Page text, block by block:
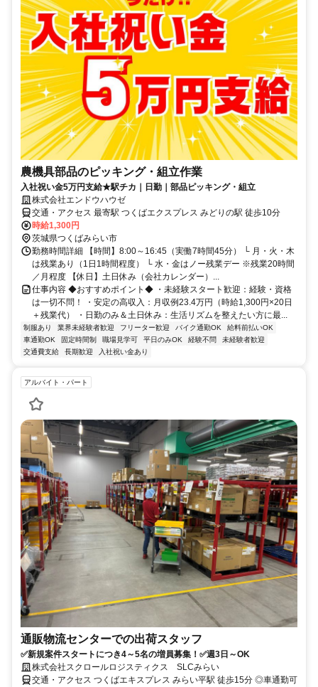
農機具部品のピッキング・組立作業
入社祝い金5万円支給★駅チカ｜日勤｜部品ピッキング・組立
株式会社エンドウハウゼ
交通・アクセス 最寄駅 つくばエクスプレス みどりの駅 徒歩10分
時給1,300円
茨城県つくばみらい市
勤務時間詳細 【時間】8:00～16:45（実働7時間45分） └ 月・火・木
は残業あり（1日1時間程度） └ 水・金はノー残業デー ※残業20時間
／月程度 【休日】土日休み（会社カレンダー）...
仕事内容 ◆おすすめポイント◆ ・未経験スタート歓迎：経験・資格
は一切不問！ ・安定の高収入：月収例23.4万円（時給1,300円×20日
＋残業代） ・日勤のみ＆土日休み：生活リズムを整えたい方に最...
制服あり 業界未経験者歓迎 フリーター歓迎 バイク通勤OK
給料前払いOK
車通勤OK
固定時間制 職場見学可 平日のみOK 経験不問
未経験者歓迎
交通費支給
長期歓迎 入社祝い金あり
アルバイト・パート
通販物流センターでの出荷スタッフ
✅新規案件スタートにつき4～5名の増員募集！✅週3日～OK
株式会社スクロールロジスティクス SLCみらい
交通・アクセス つくばエキスプレス みらい平駅 徒歩15分 ◎車通勤可